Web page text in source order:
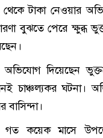
টাকা নেওয়ার
বুঝতে পেরে ক্ষুব্ধ
দিয়েছেন
চাঞ্চল্যকর ঘটনা।
বাসিন্দা।
কয়েক মাসে